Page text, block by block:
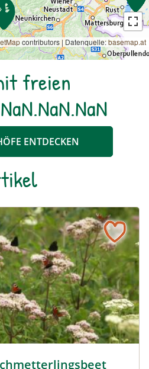
contributors | Datenquelle:basemap.at
freien
ENTDECKEN
für Groß und Klein